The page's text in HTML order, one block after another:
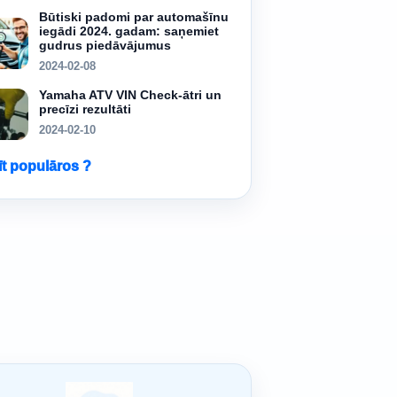
Būtiski padomi par automašīnu
iegādi 2024. gadam: saņemiet
gudrus piedāvājumus
2024-02-08
Yamaha ATV VIN Check-ātri un
precīzi rezultāti
2024-02-10
populāros ?